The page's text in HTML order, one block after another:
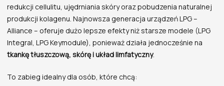
redukcji cellulitu, ujędrniania skóry oraz pobudzenia naturalnej
produkcji kolagenu. Najnowsza generacja urządzeń LPG –
Alliance – oferuje dużo lepsze efekty niż starsze modele (LPG
Integral, LPG Keymodule), ponieważ działa jednocześnie na
tkankę tłuszczową, skórę i układ limfatyczny.
To zabieg idealny dla osób, które chcą: